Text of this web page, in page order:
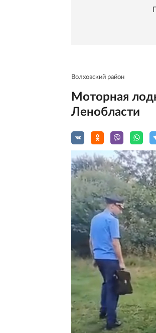
Волховский район
Моторная
Ленобласти